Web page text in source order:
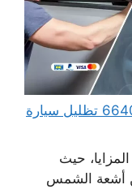
تظليل سيارات متنقل الكويت 66400552 تظليل سيارة
حيث
أشعة الشمس